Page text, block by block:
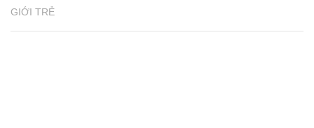
GIỚI TRẺ